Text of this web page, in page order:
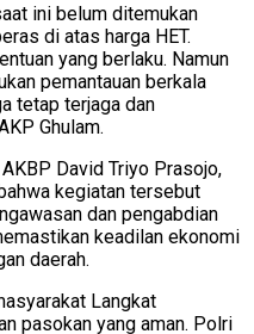
ini belum ditemukan
di atas harga HET.
yang berlaku. Namun
pemantauan berkala
tetap terjaga dan
Ghulam.
David Triyo Prasojo,
kegiatan tersebut
dan pengabdian
keadilan ekonomi
daerah.
Langkat
pasokan yang aman. Polri